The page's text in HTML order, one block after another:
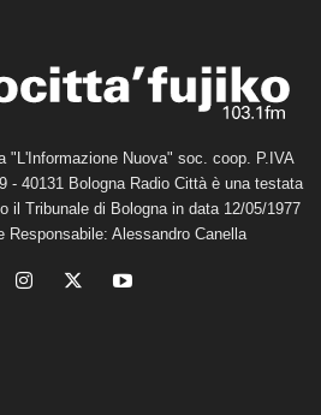
"L'Informazione Nuova" soc. coop. P.IVA
- 40131 Bologna Radio Città è una testata
il Tribunale di Bologna in data 12/05/1977
Responsabile: Alessandro Canella